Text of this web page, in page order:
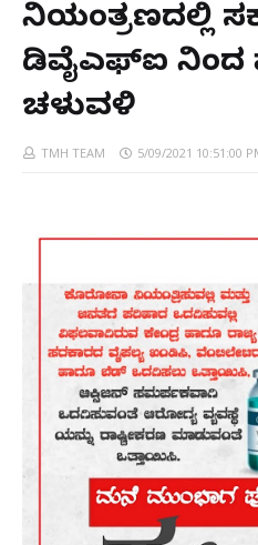
ನಿಯಂತ್ರಣದಲ್ಲಿ
ಡಿವೈಎಫ್ಐ ನಿಂದ
ಚಳುವಳಿ
TMH TEAM 5/09/2021 10:51:00